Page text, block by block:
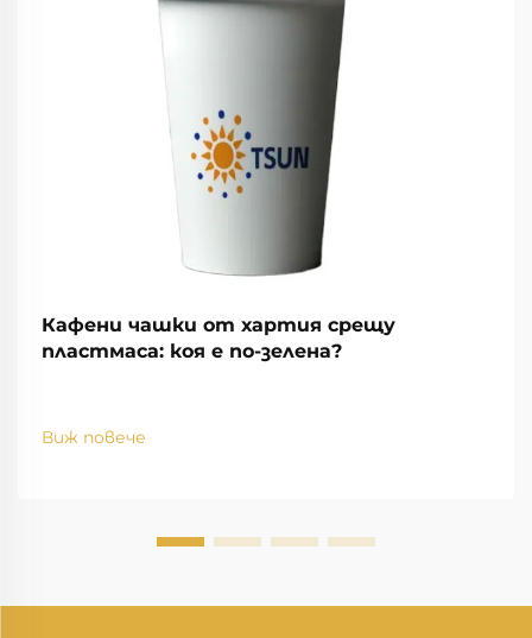
Кафени чашки от хартия срещу
пластмаса: коя е по-зелена?
Виж повече